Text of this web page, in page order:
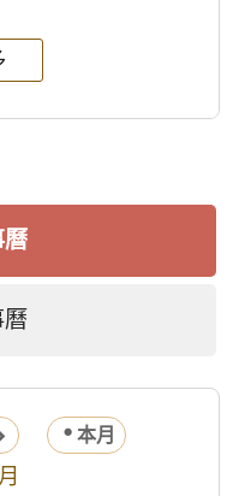
89年間函請其家屬
本月